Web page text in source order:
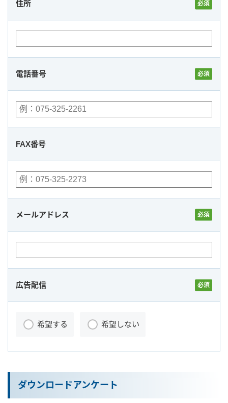
住所
電話番号
FAX番号
メールアドレス
広告配信
希望する 希望しない
ダウンロードアンケート